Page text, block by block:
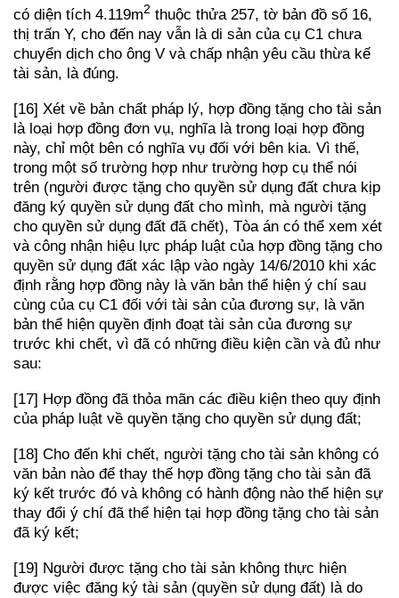
có diện tích 4.119m2 thuộc thửa 257, tờ bản đồ số 16,
thị trấn Y, cho đến nay vẫn là di sản của cụ C1 chưa
chuyển dịch cho ông V và chấp nhận yêu cầu thừa kế
tài sản, là đúng.
[16] Xét về bản chất pháp lý, hợp đồng tặng cho tài sản
là loại hợp đồng đơn vụ, nghĩa là trong loại hợp đồng
này, chỉ một bên có nghĩa vụ đối với bên kia. Vì thế,
trong một số trường hợp như trường hợp cụ thể nói
trên (người được tặng cho quyền sử dụng đất chưa kịp
đăng ký quyền sử dụng đất cho mình, mà người tặng
cho quyền sử dụng đất đã chết), Tòa án có thể xem xét
và công nhận hiệu lực pháp luật của hợp đồng tặng cho
quyền sử dụng đất xác lập vào ngày 14/6/2010 khi xác
định rằng hợp đồng này là văn bản thể hiện ý chí sau
cùng của cụ C1 đối với tài sản của đương sự, là văn
bản thể hiện quyền định đoạt tài sản của đương sự
trước khi chết, vì đã có những điều kiện cần và đủ như
sau:
[17] Hợp đồng đã thỏa mãn các điều kiện theo quy định
của pháp luật về quyền tặng cho quyền sử dụng đất;
[18] Cho đến khi chết, người tặng cho tài sản không có
văn bản nào để thay thế hợp đồng tặng cho tài sản đã
ký kết trước đó và không có hành động nào thể hiện sự
thay đổi ý chí đã thể hiện tại hợp đồng tặng cho tài sản
đã ký kết;
[19] Người được tặng cho tài sản không thực hiện
được việc đăng ký tài sản (quyền sử dụng đất) là do